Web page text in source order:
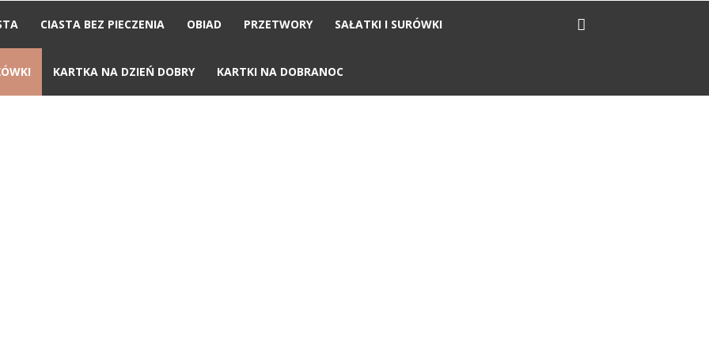
CIASTA BEZ PIECZENIA OBIAD PRZETWORY SAŁATKI I SURÓWKI
KARTKA NA DZIEŃ DOBRY KARTKI NA DOBRANOC